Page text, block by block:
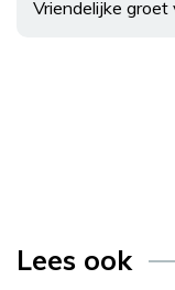
Vriendelijke groet
Lees ook